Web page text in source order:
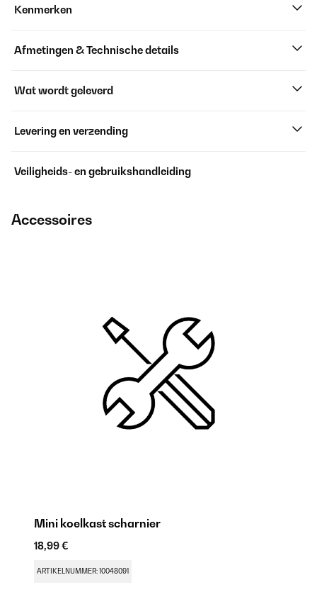
Kenmerken
Afmetingen & Technische details
Wat wordt geleverd
Levering en verzending
Veiligheids- en gebruikshandleiding
Accessoires
Mini koelkast scharnier
18,99 €
ARTIKELNUMMER: 10048091